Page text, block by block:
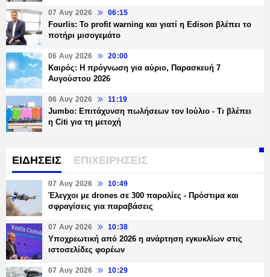
07 Αυγ 2026 06:15
Fourlis: Το profit warning και γιατί η Edison βλέπει το
ποτήρι μισογεμάτο
06 Αυγ 2026 20:00
Καιρός: Η πρόγνωση για αύριο, Παρασκευή 7
Αυγούστου 2026
06 Αυγ 2026 11:19
Jumbo: Επιτάχυνση πωλήσεων τον Ιούλιο - Τι βλέπει
η Citi για τη μετοχή
ΕΙΔΗΣΕΙΣ ΕΠΙΧΕΙΡΗΣΕΙΣ
07 Αυγ 2026 10:49
Έλεγχοι με drones σε 300 παραλίες - Πρόστιμα και
σφραγίσεις για παραβάσεις
07 Αυγ 2026 10:38
Υποχρεωτική από 2026 η ανάρτηση εγκυκλίων στις
ιστοσελίδες φορέων
07 Αυγ 2026 10:29